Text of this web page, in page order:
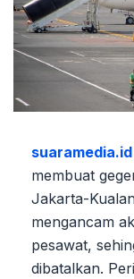
suaramedia.id
membuat
Jakarta-
mengancam
pesawat,
dibatalkan.